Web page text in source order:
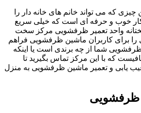
که می تواند خانم های خانه دار را
خوب و حرفه ای است که خیلی سریع
واحد تعمیر ظرفشویی مرکز سخت
را برای کاربران ماشین ظرفشویی فراهم
شما از چه برندی است یا اینکه
که با این مرکز تماس بگیرید تا
یابی و تعمیر ماشین ظرفشویی به منزل
ظرفشویی